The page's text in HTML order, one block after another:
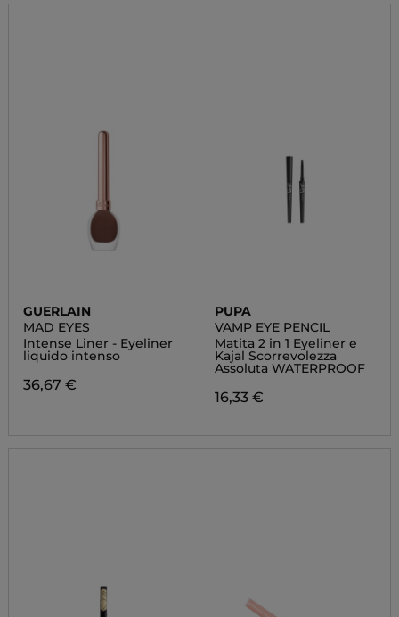
GUERLAIN
MAD EYES
Intense Liner - Eyeliner
liquido intenso
36,67 €
PUPA
VAMP EYE PENCIL
Matita 2 in 1 Eyeliner e
Kajal Scorrevolezza
Assoluta WATERPROOF
16,33 €